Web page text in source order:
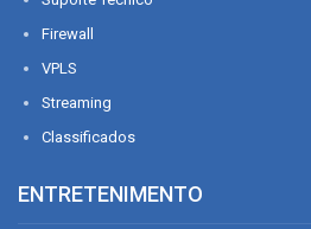
Firewall
VPLS
Streaming
Classificados
ENTRETENIMENTO